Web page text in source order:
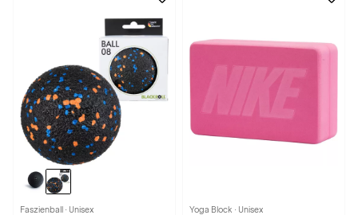
Faszienball · Unisex Yoga Block · Unisex